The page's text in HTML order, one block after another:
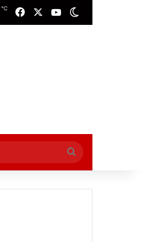
℃ FacebookYouTube
এখানে
খুঁজুন